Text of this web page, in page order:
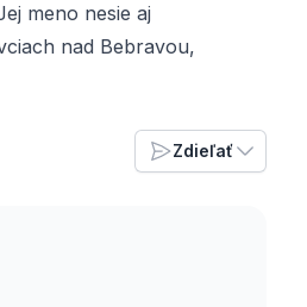
meno nesie aj
nad Bebravou,
Zdieľať